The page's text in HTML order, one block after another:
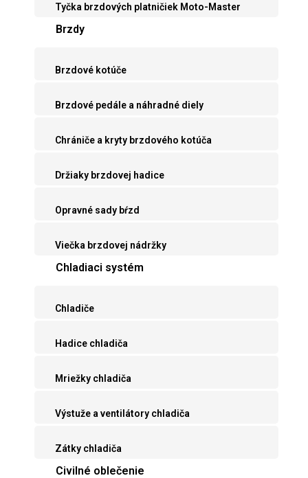
Tyčka brzdových platničiek Moto-Master
Brzdy
Brzdové kotúče
Brzdové pedále a náhradné diely
Chrániče a kryty brzdového kotúča
Držiaky brzdovej hadice
Opravné sady bŕzd
Viečka brzdovej nádržky
Chladiaci systém
Chladiče
Hadice chladiča
Mriežky chladiča
Výstuže a ventilátory chladiča
Zátky chladiča
Civilné oblečenie